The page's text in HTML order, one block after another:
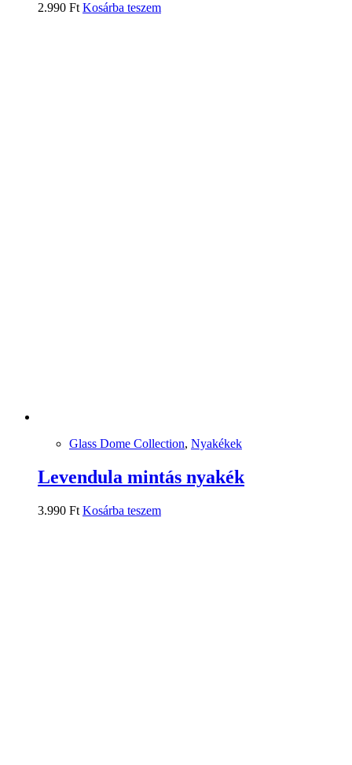
2.990 Ft Kosárba teszem
Glass Dome Collection, Nyakékek
Levendula mintás nyakék
3.990 Ft Kosárba teszem